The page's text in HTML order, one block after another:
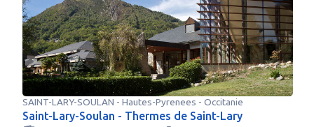
SAINT-LARY-SOULAN - Hautes-Pyrenees - Occitanie
Saint-Lary-Soulan - Thermes de Saint-Lary